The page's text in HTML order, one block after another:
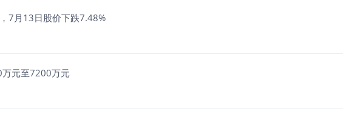
7月13日股价下跌7.48%
元至7200万元